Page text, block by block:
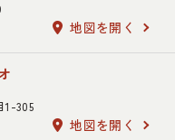
地図を開く
1-305
地図を開く